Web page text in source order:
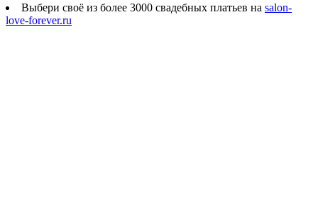
Выбери своё из более 3000 свадебных платьев на salon-
love-forever.ru